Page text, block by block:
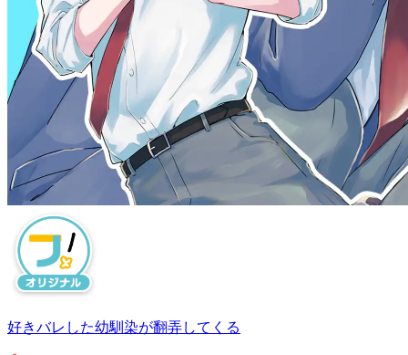
好きバレした幼馴染が翻弄してくる